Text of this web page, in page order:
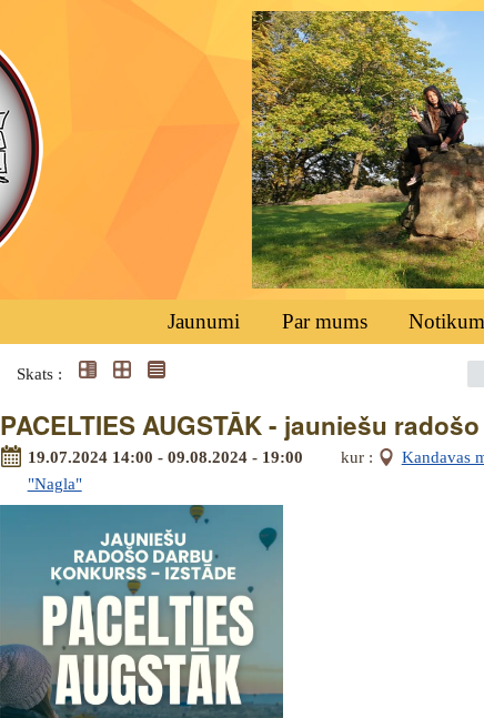
Jaunumi Par mums
Skats :
PACELTIES AUGSTĀK - jauniešu
19.07.2024 14:00 - 09.08.2024 - 19:00 kur :
Kandavas
"Nagla"